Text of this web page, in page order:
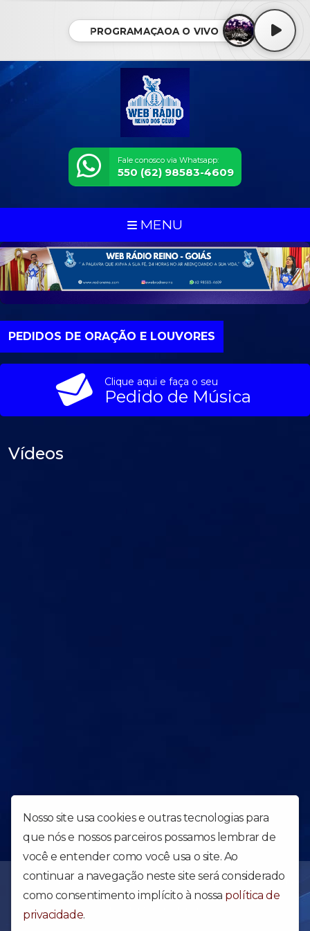
PROGRAMAÇÃOA O VIVO
Fale conosco via Whatsapp:
550 (62) 98583-4609
MENU
PEDIDOS DE ORAÇÃO E LOUVORES
Clique aqui e faça o seu
Pedido de Música
Vídeos
Nosso site usa cookies e outras tecnologias para
que nós e nossos parceiros possamos lembrar de
você e entender como você usa o site. Ao
continuar a navegação neste site será considerado
como consentimento implícito à nossa política de
privacidade.
Uma obra forte para abalar o Brasil e o Mundo - Web Rádio da
Igreja Apostólica Reino dos Céus. Acesse e confira nossa